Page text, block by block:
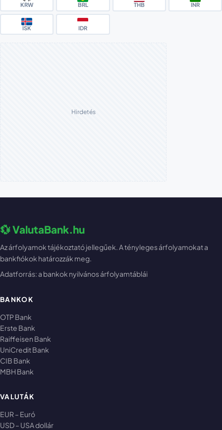
KRW BRL THB INR
ISK IDR
Hirdetés
💱 ValutaBank.hu
Az árfolyamok tájékoztató jellegűek. A tényleges árfolyamokat a
bankfiókok határozzák meg.
Adatforrás: a bankok nyilvános árfolyamtáblái
BANKOK
OTP Bank
Erste Bank
Raiffeisen Bank
UniCredit Bank
CIB Bank
MBH Bank
VALUTÁK
EUR – Euró
USD – USA dollár